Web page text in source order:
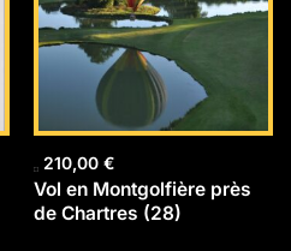
210,00 €
Vol en Montgolfière près
de Chartres (28)